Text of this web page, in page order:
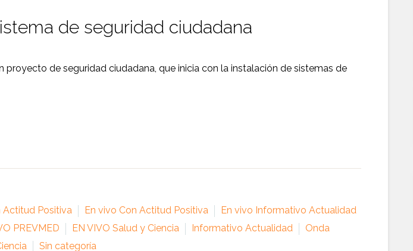
de seguridad ciudadana
proyecto de seguridad ciudadana, que inicia con la instalación de sistemas de
Actitud Positiva En vivo Con Actitud Positiva
En vivo Informativo Actualidad
PREVMED EN VIVO Salud y Ciencia Informativo Actualidad
Onda
Sin categoría